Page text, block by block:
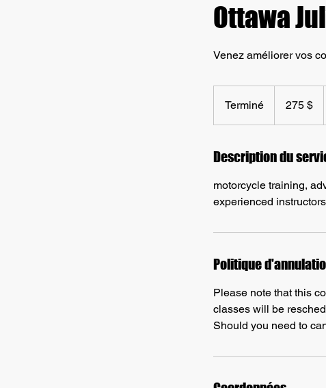
Ottawa
Venez améliorer vos
Terminé
e
m
n
é
275 $
Description du
motorcycle training,
experienced instructors
Politique
Please note that this
classes will be